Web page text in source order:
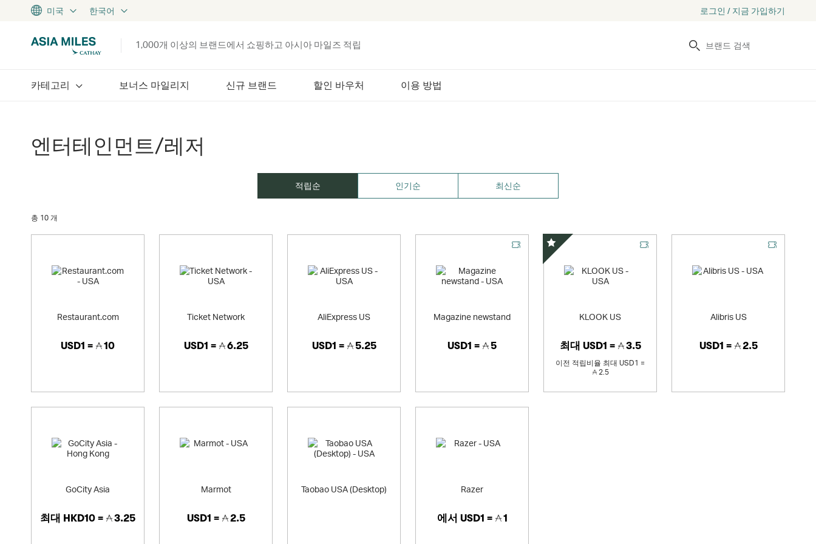
미국 한국어 로그인 / 지금 가입하기
1,000개 이상의 브랜드에서 쇼핑하고 아시아 마일즈 적립 검색
카테고리 보너스 마일리지 신규 브랜드 할인 바우처 이용 방법
엔터테인먼트/레저
적립순 인기순 최신순
총 10 개
Restaurant.com
USD1 = 10
Ticket Network
USD1 = 6.25
AliExpress US
USD1 = 5.25
Magazine newstand
USD1 = 5
KLOOK US
최대 USD1 = 3.5
이전 적립비율 최대 USD1 =
2.5
스페셜 오퍼
Alibris US
USD1 = 2.5
GoCity Asia
최대 HKD10 = 3.25
Marmot
USD1 = 2.5
Taobao USA (Desktop) Razer
에서 USD1 = 1